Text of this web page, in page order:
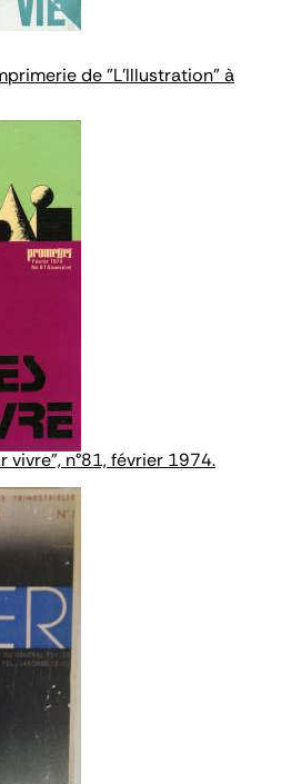
de "L'Illustration" à
vivre", n°81, février 1974.